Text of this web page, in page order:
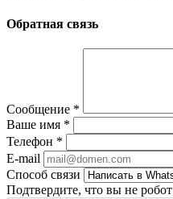
Обратная связь
Сообщение *
Ваше имя *
Телефон *
E-mail
Способ связи
Подтвердите, что вы не робот